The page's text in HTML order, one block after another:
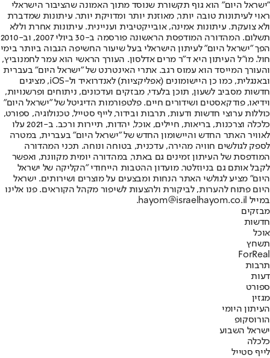
"ישראל היום" הוא גוף תקשורת שנוסד מתוך האמונה שהציבור הישראלי
ראוי לעיתונות טובה יותר, מאוזנת יותר ומדויקת יותר. עיתונות שמדברת
ולא צועקת. עיתונות אמינה, אובייקטיבית ועניינית. עיתונות אחרת וללא
תשלום. המהדורה המודפסת הראשונה פורסמה ב-30 ביולי 2007, וב-2010
הפך "ישראל היום" לעיתון הישראלי בעל שיעור החשיפה הגבוה ביותר בימי
חול. מו"ל העיתון היא ד"ר מרים אדלסון. העורך הראשי הוא עמר לחמנוביץ,
והעורך המייסד הוא עמוס רגב. אתרי האינטרנט של "ישראל היום" בעברית
ובאנגלית, כמו כן היישומונים (אפליקציות) לאנדרואיד ול-iOS, מציגים
חדשות מסביב לשעון, תוכן בלעדי, מבזקים ועדכונים, ניתוחים ופרשנויות,
וידיאו, פודקאסטים ושידורים חיים. פלטפורמות הדיגיטל של "ישראל היום"
כוללות ערוצי חדשות ודעות, תרבות ובידור, לייף סטייל, טכנולוגיה, ספורט,
כלכלה וצרכנות, בריאות, חיילים, אוכל, יהדות, תיירות ורכב. ב-2021 עלו
לאוויר האתר החדש והיישומון החדש של "ישראל היום" בעברית, במטרה
לספק לגולשים חוויה מהירה, עדכנית, בטוחה ונוחה. תכני המהדורה
המודפסת של העיתון זמינים גם באתר, במהדורה יומית מקוונת, ואפשר
לקבל אותם גם בניוזלטר. מועדון ההטבות הייחודי "הקליקה של ישראל
היום" מציע לגולשי האתר הנחות ומבצעים על מוצרים ושירותים. ישראל
היום פתוח להערות, לביקורת ולהצעות לשיפור מקהל הקוראים. פנו אלינו
במייל hayom@israelhayom.co.il.
מבזקים
חדשות
אוכל
תשחץ
ForReal
תרבות
דעות
ספורט
מגזין
העיתון היומי
הורוסקופ
ישראל השבוע
כלכלה
לייף סטייל